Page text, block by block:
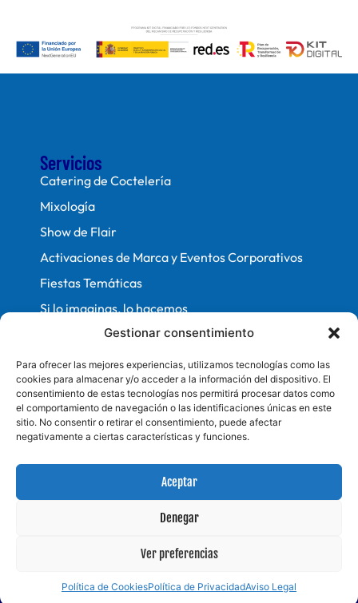
Gestionar consentimiento
Para ofrecer las mejores experiencias, utilizamos tecnologías como las
cookies para almacenar y/o acceder a la información del dispositivo. El
consentimiento de estas tecnologías nos permitirá procesar datos como
el comportamiento de navegación o las identificaciones únicas en este
sitio. No consentir o retirar el consentimiento, puede afectar
negativamente a ciertas características y funciones.
Aceptar
Denegar
Ver preferencias
Política de CookiesPolítica de PrivacidadAviso Legal
Servicios
Catering de Coctelería
Mixología
Show de Flair
Activaciones de Marca y Eventos Corporativos
Fiestas Temáticas
Si lo imaginas, lo hacemos
Información Legal
Política de Cookies
Política de Privacidad
Contacto
info@spheriumgroup.com
© 2024 -2026Spheriumgroup. All Rights Reserved.